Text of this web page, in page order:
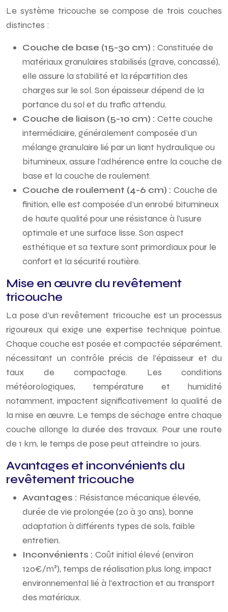
Le système tricouche se compose de trois couches
distinctes :
Couche de base (15-30 cm) : Constituée de
matériaux granulaires stabilisés (grave, concassé),
elle assure la stabilité et la répartition des
charges sur le sol. Son épaisseur dépend de la
portance du sol et du trafic attendu.
Couche de liaison (5-10 cm) : Cette couche
intermédiaire, généralement composée d’un
mélange granulaire lié par un liant hydraulique ou
bitumineux, assure l’adhérence entre la couche de
base et la couche de roulement.
Couche de roulement (4-6 cm) : Couche de
finition, elle est composée d’un enrobé bitumineux
de haute qualité pour une résistance à l’usure
optimale et une surface lisse. Son aspect
esthétique et sa texture sont primordiaux pour le
confort et la sécurité routière.
Mise en œuvre du revêtement
tricouche
La pose d’un revêtement tricouche est un processus
rigoureux qui exige une expertise technique pointue.
Chaque couche est posée et compactée séparément,
nécessitant un contrôle précis de l’épaisseur et du
taux de compactage. Les conditions
météorologiques, température et humidité
notamment, impactent significativement la qualité de
la mise en œuvre. Le temps de séchage entre chaque
couche allonge la durée des travaux. Pour une route
de 1 km, le temps de pose peut atteindre 10 jours.
Avantages et inconvénients du
revêtement tricouche
Avantages : Résistance mécanique élevée,
durée de vie prolongée (20 à 30 ans), bonne
adaptation à différents types de sols, faible
entretien.
Inconvénients : Coût initial élevé (environ
120€/m²), temps de réalisation plus long, impact
environnemental lié à l’extraction et au transport
des matériaux.